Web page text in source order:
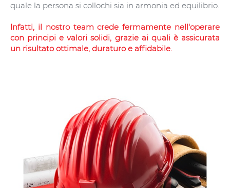
quale la persona si collochi sia in armonia ed equilibrio.
Infatti, il nostro team crede fermamente nell'operare
con principi e valori solidi, grazie ai quali è assicurata
un risultato ottimale, duraturo e affidabile.